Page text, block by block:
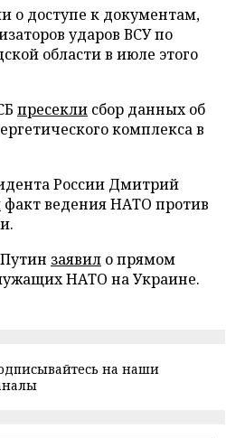
о доступе к документам,
ударов ВСУ по
области в июле этого
пресекли сбор данных об
комплекса в
России Дмитрий
факт ведения НАТО против
заявил о прямом
НАТО на Украине.
на наши